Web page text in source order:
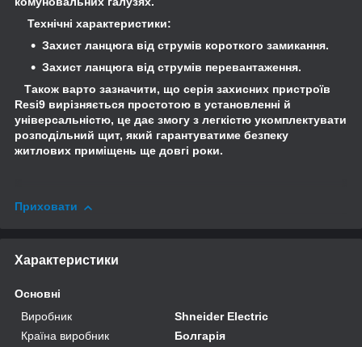
Технічні характеристики:
Захист ланцюга від струмів короткого замикання.
Захист ланцюга від струмів перевантаження.
Також варто зазначити, що серія захисних пристроїв
Resi9 вирізняється простотою в установленні й
універсальністю, це дає змогу з легкістю укомплектувати
розподільний щит, який гарантуватиме безпеку
житлових приміщень ще довгі роки.
Приховати
Характеристики
Основні
Виробник
Shneider Electric
Країна виробник
Болгарія